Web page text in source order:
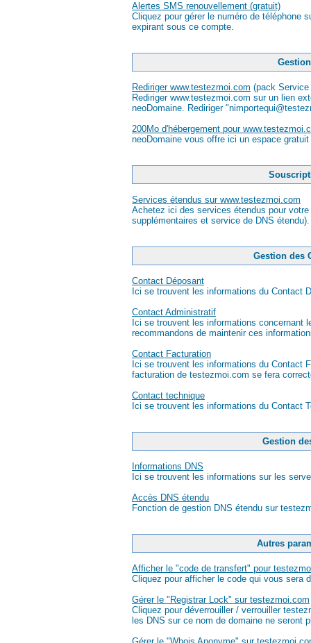
Alertes SMS renouvellement (gratuit)
Cliquez pour gérer le numéro de téléphone
expirant sous ce compte.
Rediriger www.testezmoi.com (pack Service
Rediriger www.testezmoi.com sur un lien
neoDomaine. Rediriger
200Mo d'hébergement pour
neoDomaine vous offre ici un espace
Services étendus sur www.testezmoi.com
Achetez ici des services étendus pour
supplémentaires et service de DNS étendu).
Gestion des
Contact Déposant
Ici se trouvent les informations du Contact
Contact Administratif
Ici se trouvent les informations
recommandons de maintenir ces
Contact Facturation
Ici se trouvent les informations du Contact
facturation de testezmoi.com se fera
Contact technique
Ici se trouvent les informations du Contact
Gestion
Informations DNS
Ici se trouvent les informations sur les
Accès DNS étendu
Fonction de gestion DNS étendu sur
Autres
Afficher le "code de transfert" pour
Cliquez pour afficher le code qui vous sera
Gérer le "Registrar Lock" sur testezmoi.com
Cliquez pour déverrouiller / verrouiller
les DNS sur ce nom de domaine ne seront